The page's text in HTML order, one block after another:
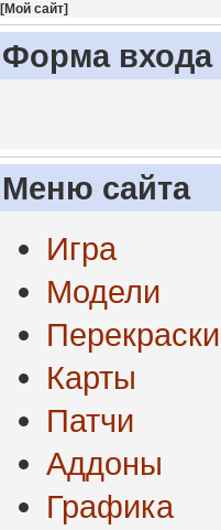
[Мой сайт]
Форма входа
Меню сайта
Игра
Модели
Перекраски
Карты
Патчи
Аддоны
Графика